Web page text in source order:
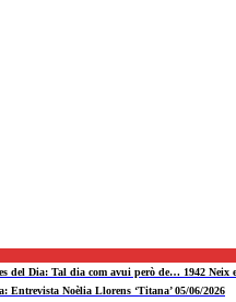
del Dia: Tal dia com avui però de… 1942
Entrevista Noèlia Llorens ‘Titana’ 05/06/2026